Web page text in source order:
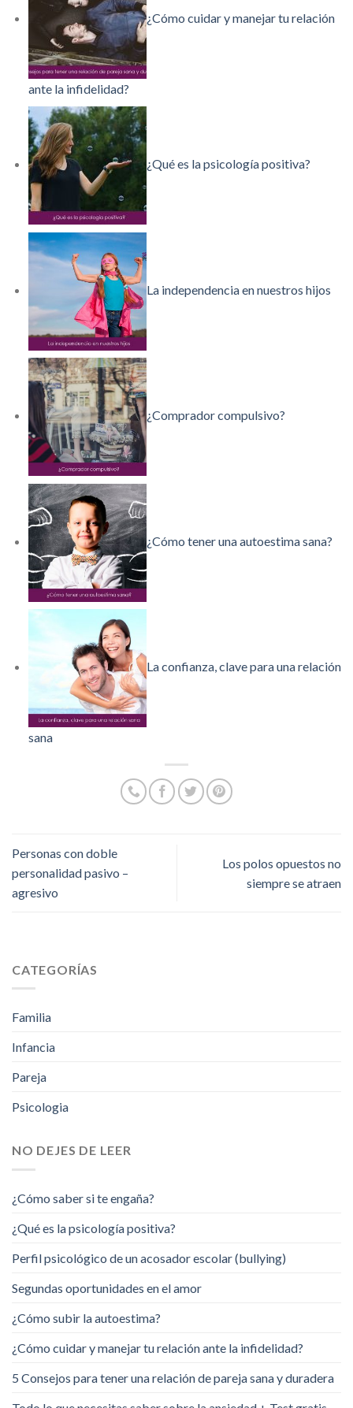
¿Cómo cuidar y manejar tu relación
ante la infidelidad?
¿Qué es la psicología positiva?
La independencia en nuestros hijos
¿Comprador compulsivo?
¿Cómo tener una autoestima sana?
La confianza, clave para una relación
sana
Personas con doble
personalidad pasivo –
agresivo
Los polos opuestos no
siempre se atraen
CATEGORÍAS
Familia
Infancia
Pareja
Psicologia
NO DEJES DE LEER
¿Cómo saber si te engaña?
¿Qué es la psicología positiva?
Perfil psicológico de un acosador escolar (bullying)
Segundas oportunidades en el amor
¿Cómo subir la autoestima?
¿Cómo cuidar y manejar tu relación ante la infidelidad?
5 Consejos para tener una relación de pareja sana y duradera